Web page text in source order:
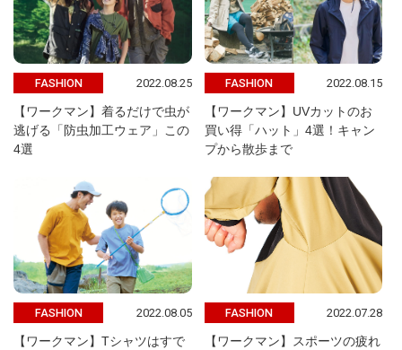
FASHION 2022.08.25
【ワークマン】着るだけで虫が
逃げる「防虫加工ウェア」この
4選
FASHION 2022.08.15
【ワークマン】UVカットのお
買い得「ハット」4選！キャン
プから散歩まで
FASHION 2022.08.05
【ワークマン】Tシャツはすで
FASHION 2022.07.28
【ワークマン】スポーツの疲れ